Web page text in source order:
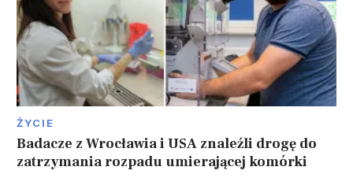
ŻYCIE
Badacze z Wrocławia i USA znaleźli drogę do
zatrzymania rozpadu umierającej komórki